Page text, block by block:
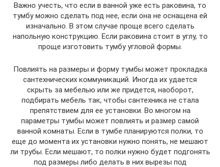
Важно учесть, что если в ванной уже есть раковина, то
тумбу можно сделать под нее, если она не оснащена ей
изначально. В этом случае проще всего сделать
напольную конструкцию. Если раковина стоит в углу, то
проще изготовить тумбу угловой формы.
Повлиять на размеры и форму тумбы может прокладка
сантехнических коммуникаций. Иногда их удается
скрыть за мебелью или же придется, наоборот,
подбирать мебель так, чтобы сантехника не стала
препятствием для ее установки. Во многом на
параметры тумбы может повлиять и размер самой
ванной комнаты. Если в тумбе планируются полки, то
еще до момента их установки нужно понять, не мешают
ли трубы. Если мешают, то полки нужно будет подгонять
под размеры либо делать в них вырезы под